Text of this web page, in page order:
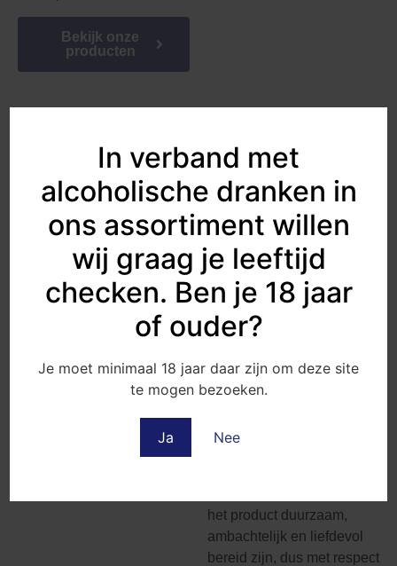
In verband met
alcoholische dranken in
ons assortiment willen
wij graag je leeftijd
checken. Ben je 18 jaar
of ouder?
Je moet minimaal 18 jaar daar zijn om deze site
te mogen bezoeken.
Ja Nee
Bekijk onze
producten
authenticiteit
Vereniging DrentsGoed is
de organisatie achter het
keurmerk DrentsGoed. Wij
zijn ambassadeur van het
Drentse streekproduct en
beheren het keurmerk.
Alleen producten die
eisen voor kwaliteit,
hygiëne en
mogen ons keurmerk
het product duurzaam,
ambachtelijk en liefdevol
bereid zijn, dus met respect